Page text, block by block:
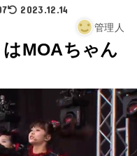
2023.12.14
管理人
はMOAちゃん